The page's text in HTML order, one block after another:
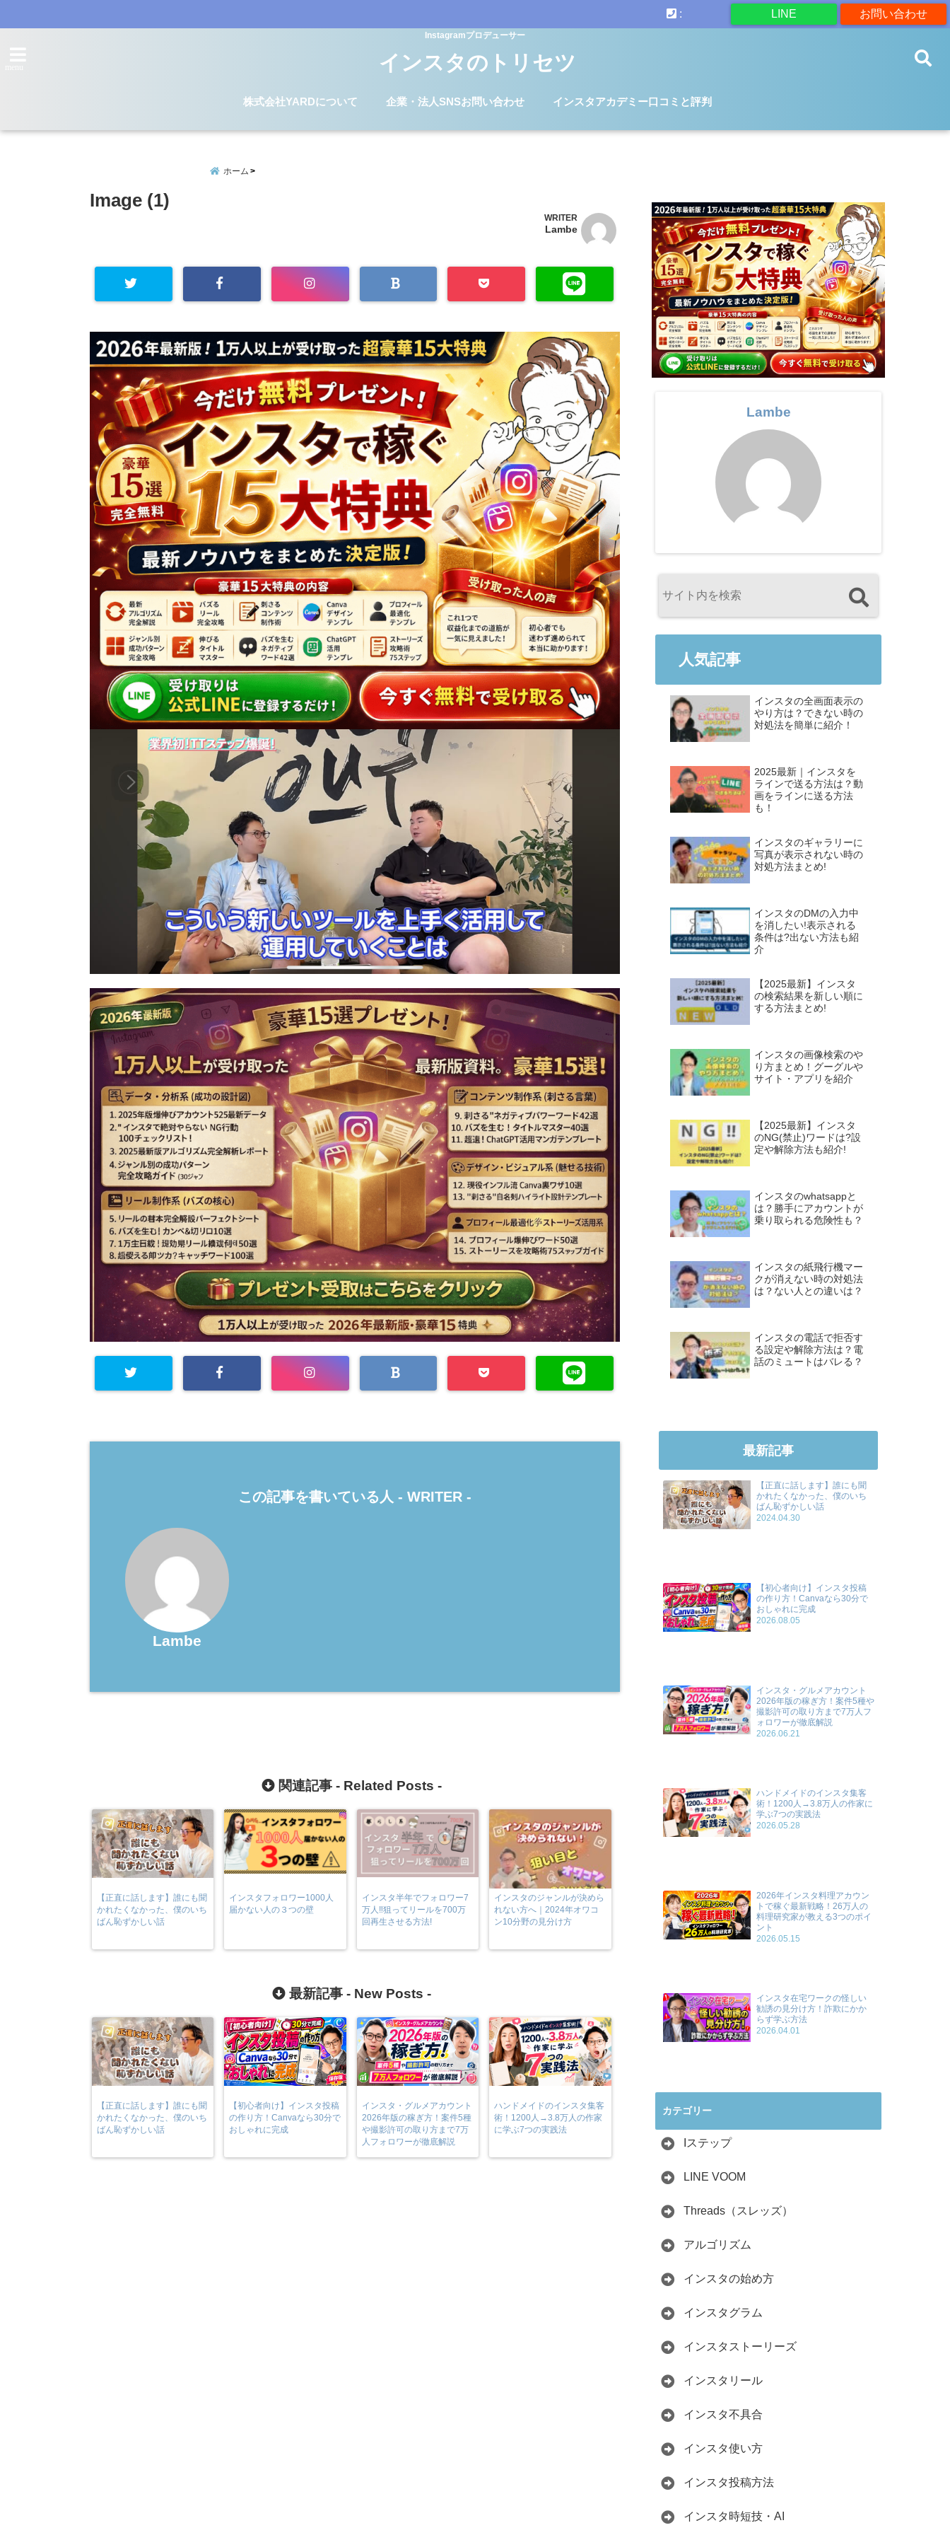
お問い合わせ
LINE
:
Instagramプロデューサー
インスタのトリセツ
株式会社YARDについて 企業・法人SNSお問い合わせ インスタアカデミー口コミと評判
ホーム
Image (1)
WRITER
Lambe
この記事を書いている人 - WRITER -
Lambe
関連記事 - Related Posts -
【正直に話します】誰にも聞
かれたくなかった、僕のいち
ばん恥ずかしい話
インスタフォロワー1000人
届かない人の３つの壁
インスタ半年でフォロワー7
万人‼︎狙ってリールを700万
回再生させる方法!
インスタのジャンルが決めら
れない方へ｜2024年オワコ
ン10分野の見分け方
最新記事 - New Posts -
【正直に話します】誰にも聞
かれたくなかった、僕のいち
ばん恥ずかしい話
【初心者向け】インスタ投稿
の作り方！Canvaなら30分で
おしゃれに完成
インスタ・グルメアカウント
2026年版の稼ぎ方！案件5種
や撮影許可の取り方まで7万
人フォロワーが徹底解説
ハンドメイドのインスタ集客
術！1200人→3.8万人の作家
に学ぶ7つの実践法
Lambe
人気記事
インスタの全画面表示の
やり方は？できない時の
対処法を簡単に紹介！
2025最新｜インスタを
ラインで送る方法は？動
画をラインに送る方法
も！
インスタのギャラリーに
写真が表示されない時の
対処方法まとめ!
インスタのDMの入力中
を消したい!表示される
条件は?出ない方法も紹
介
【2025最新】インスタ
の検索結果を新しい順に
する方法まとめ!
インスタの画像検索のや
り方まとめ！グーグルや
サイト・アプリを紹介
【2025最新】インスタ
のNG(禁止)ワードは?設
定や解除方法も紹介!
インスタのwhatsappと
は？勝手にアカウントが
乗り取られる危険性も？
インスタの紙飛行機マー
クが消えない時の対処法
は？ない人との違いは？
インスタの電話で拒否す
る設定や解除方法は？電
話のミュートはバレる？
最新記事
【正直に話します】誰にも聞
かれたくなかった、僕のいち
ばん恥ずかしい話
2024.04.30
【初心者向け】インスタ投稿
の作り方！Canvaなら30分で
おしゃれに完成
2026.08.05
インスタ・グルメアカウント
2026年版の稼ぎ方！案件5種や
撮影許可の取り方まで7万人フ
ォロワーが徹底解説
2026.06.21
ハンドメイドのインスタ集客
術！1200人→3.8万人の作家に
学ぶ7つの実践法
2026.05.28
2026年インスタ料理アカウン
トで稼ぐ最新戦略！26万人の
料理研究家が教える3つのポイ
ント
2026.05.15
インスタ在宅ワークの怪しい
勧誘の見分け方！詐欺にかか
らず学ぶ方法
2026.04.01
カテゴリー
Iステップ
LINE VOOM
Threads（スレッズ）
アルゴリズム
インスタの始め方
インスタグラム
インスタストーリーズ
インスタリール
インスタ不具合
インスタ使い方
インスタ投稿方法
インスタ時短技・AI